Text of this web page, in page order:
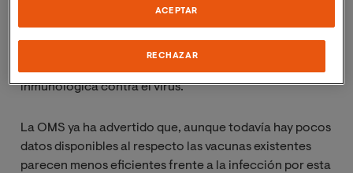
presenta una treintena de mutaciones que alteran la
composición y estructura de las espículas, las cuales
han sido claves en el desarrollo de las vacunas por ser
inmunológica contra el virus.
La OMS ya ha advertido que, aunque todavía hay pocos
datos disponibles al respecto las vacunas existentes
parecen menos eficientes frente a la infección por esta
RECHAZAR
ACEPTAR